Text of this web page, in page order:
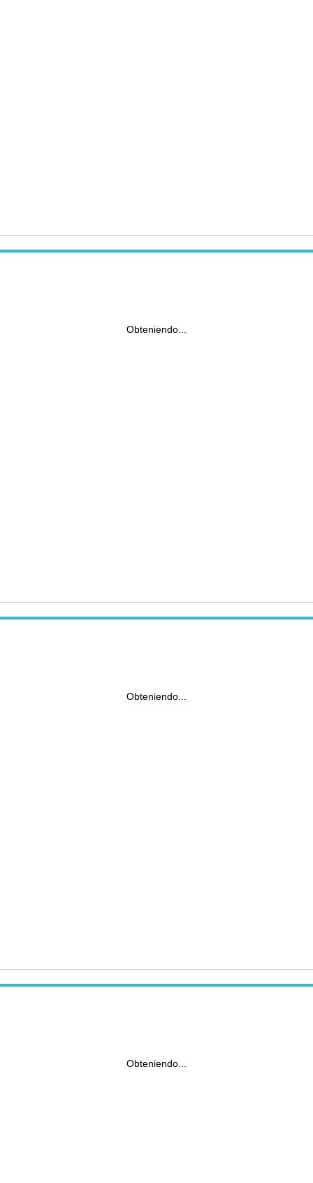
Obteniendo...
Obteniendo...
Obteniendo...